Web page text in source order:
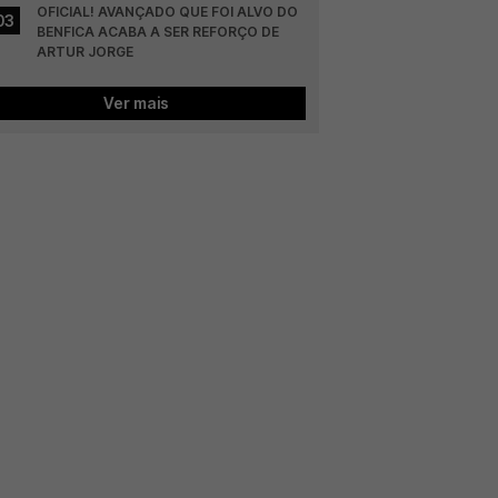
OFICIAL! AVANÇADO QUE FOI ALVO DO
BENFICA ACABA A SER REFORÇO DE
ARTUR JORGE
Ver mais